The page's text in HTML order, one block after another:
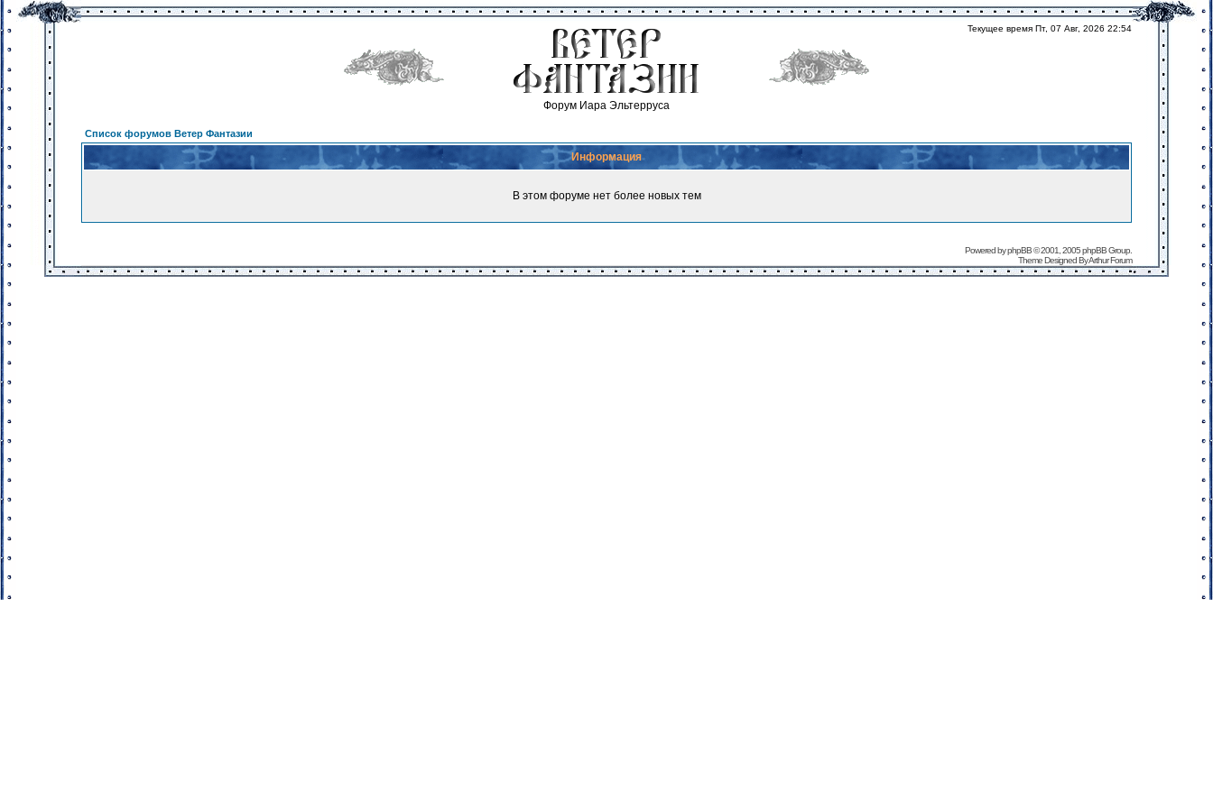
Форум Иара Эльтерруса
Текущее время Пт, 07 Авг, 2026 22:54
Список форумов Ветер Фантазии
Информация
В этом форуме нет более новых тем
Powered byphpBB© 2001, 2005 phpBB Group.
Theme Designed ByArthur Forum